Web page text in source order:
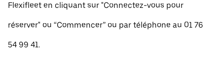
Flexifleet en cliquant sur "Connectez-vous pour
réserver" ou “Commencer” ou par téléphone au 01 76
54 99 41.